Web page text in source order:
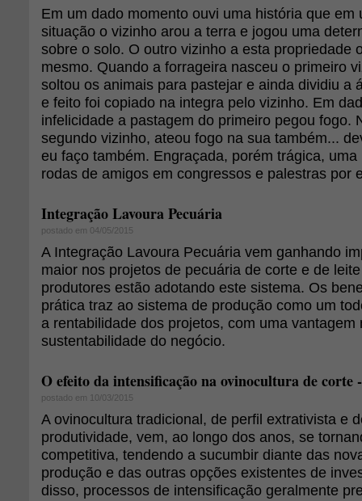
Em um dado momento ouvi uma história que em
situação o vizinho arou a terra e jogou uma
sobre o solo. O outro vizinho a esta propriedade
mesmo. Quando a forrageira nasceu o primeiro
soltou os animais para pastejar e ainda dividiu a
e feito foi copiado na integra pelo vizinho. Em
infelicidade a pastagem do primeiro pegou fogo.
segundo vizinho, ateou fogo na sua também...
eu faço também. Engraçada, porém trágica,
rodas de amigos em congressos e palestras por
Integração Lavoura Pecuária
postado em 04/05/2015
A Integração Lavoura Pecuária vem ganhando
maior nos projetos de pecuária de corte e de
produtores estão adotando este sistema. Os
prática traz ao sistema de produção como um
a rentabilidade dos projetos, com uma vantagem
sustentabilidade do negócio.
O efeito da intensificação na ovinocultura de corte
postado em 10/03/2015
A ovinocultura tradicional, de perfil extrativista e
produtividade, vem, ao longo dos anos, se
competitiva, tendendo a sucumbir diante das
produção e das outras opções existentes de
disso, processos de intensificação geralmente